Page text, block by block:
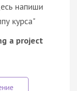
напиши
курса"
a project